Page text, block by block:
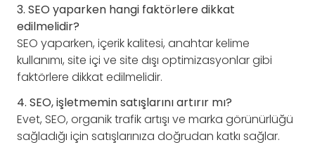
3. SEO yaparken hangi faktörlere dikkat
edilmelidir?
SEO yaparken, içerik kalitesi, anahtar kelime
kullanımı, site içi ve site dışı optimizasyonlar gibi
faktörlere dikkat edilmelidir.
4. SEO, işletmemin satışlarını artırır mı?
Evet, SEO, organik trafik artışı ve marka görünürlüğü
sağladığı için satışlarınıza doğrudan katkı sağlar.